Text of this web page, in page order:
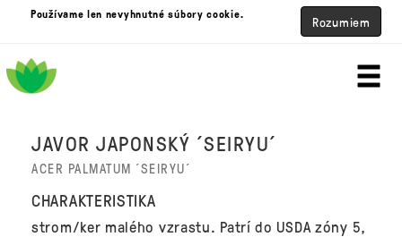
Používame len nevyhnutné súbory cookie. Rozumiem
JAVOR JAPONSKÝ ´SEIRYU´
ACER PALMATUM ´SEIRYU´
CHARAKTERISTIKA
strom/ker malého vzrastu. Patrí do USDA zóny 5,